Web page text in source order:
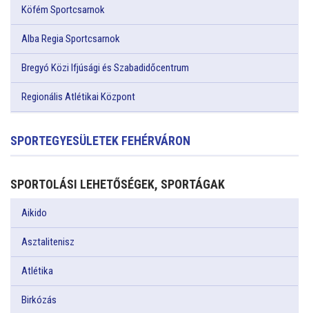
Köfém Sportcsarnok
Alba Regia Sportcsarnok
Bregyó Közi Ifjúsági és Szabadidőcentrum
Regionális Atlétikai Központ
SPORTEGYESÜLETEK FEHÉRVÁRON
SPORTOLÁSI LEHETŐSÉGEK, SPORTÁGAK
Aikido
Asztalitenisz
Atlétika
Birkózás